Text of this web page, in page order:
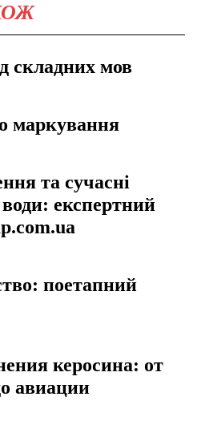
складних мов
маркування
та сучасні
експертний
поетапний
керосина: от
авиации